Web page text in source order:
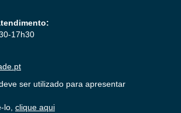
17h30
ser utilizado para apresentar
lo, clique aqui